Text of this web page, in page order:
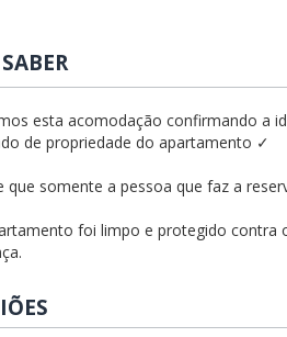
esta acomodação confirmando a
de propriedade do apartamento ✓
que somente a pessoa que faz a
foi limpo e protegido contra